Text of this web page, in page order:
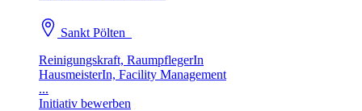
Sankt Pölten
Reinigungskraft, RaumpflegerIn
HausmeisterIn, Facility Management
...
Initiativ bewerben